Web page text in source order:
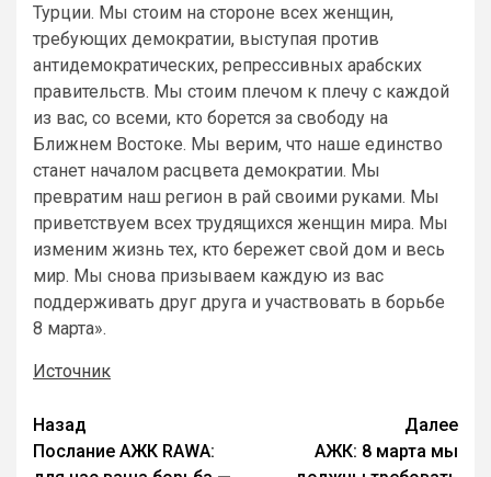
Турции. Мы стоим на стороне всех женщин,
требующих демократии, выступая против
антидемократических, репрессивных арабских
правительств. Мы стоим плечом к плечу с каждой
из вас, со всеми, кто борется за свободу на
Ближнем Востоке. Мы верим, что наше единство
станет началом расцвета демократии. Мы
превратим наш регион в рай своими руками. Мы
приветствуем всех трудящихся женщин мира. Мы
изменим жизнь тех, кто бережет свой дом и весь
мир. Мы снова призываем каждую из вас
поддерживать друг друга и участвовать в борьбе
8 марта».
Источник
Назад
Послание АЖК RAWA:
Далее
АЖК: 8 марта мы